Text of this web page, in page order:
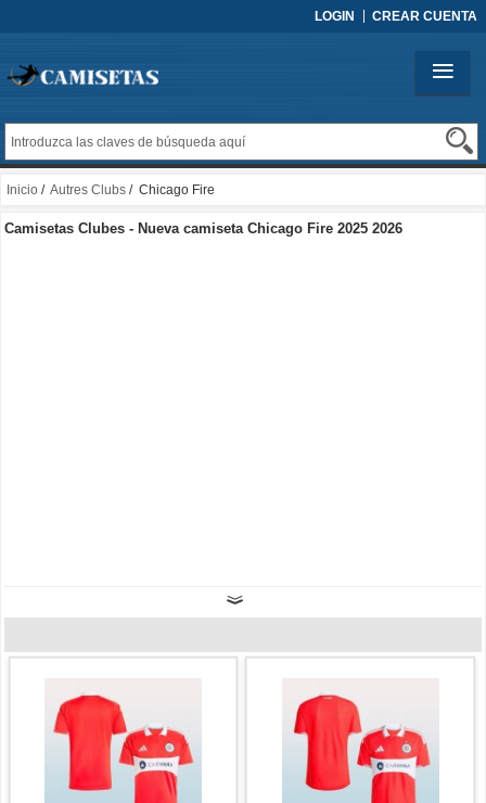
LOGIN CREAR CUENTA
Inicio / Autres Clubs / Chicago Fire
Camisetas Clubes - Nueva camiseta Chicago Fire 2025 2026